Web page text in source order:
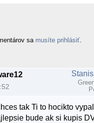
sa musíte prihlásiť
tak Ti to hocikto
bude ak si kupis